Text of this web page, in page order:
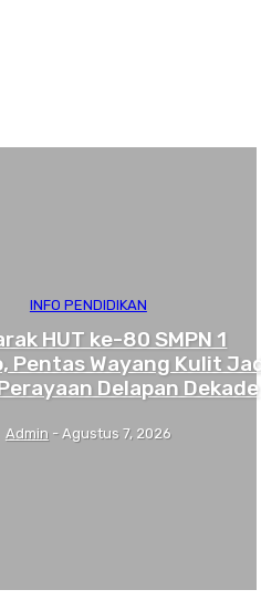
INFO PENDIDIKAN
HUT ke-80 SMPN 1
Pentas Wayang Kulit Jadi
Delapan Dekade
Admin - Agustus 7, 2026